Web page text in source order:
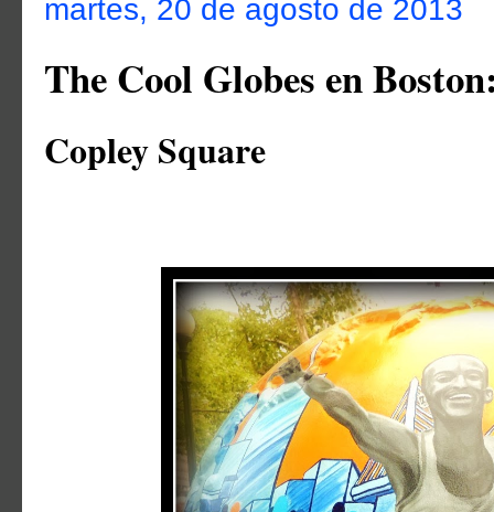
martes, 20 de agosto de 2013
The Cool Globes en
Copley Square